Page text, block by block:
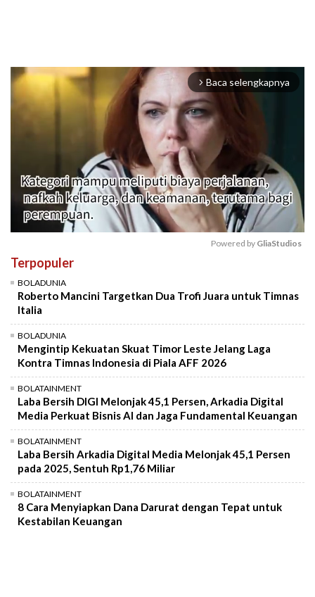
arrow_forward_ios Baca selengkapnya
Powered by GliaStudios
Terpopuler
BOLADUNIA
Roberto Mancini Targetkan Dua Trofi Juara untuk Timnas
Italia
BOLADUNIA
Mengintip Kekuatan Skuat Timor Leste Jelang Laga
Kontra Timnas Indonesia di Piala AFF 2026
BOLATAINMENT
Laba Bersih DIGI Melonjak 45,1 Persen, Arkadia Digital
Media Perkuat Bisnis AI dan Jaga Fundamental Keuangan
BOLATAINMENT
Laba Bersih Arkadia Digital Media Melonjak 45,1 Persen
pada 2025, Sentuh Rp1,76 Miliar
BOLATAINMENT
8 Cara Menyiapkan Dana Darurat dengan Tepat untuk
Kestabilan Keuangan